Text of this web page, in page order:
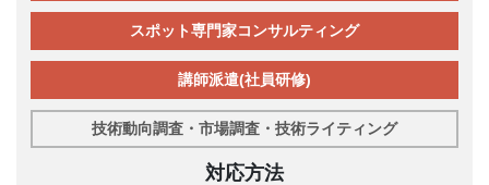
スポット専門家コンサルティング
講師派遣(社員研修)
技術動向調査・市場調査・技術ライティング
対応方法